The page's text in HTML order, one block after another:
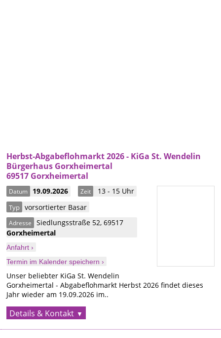
Herbst-Abgabeflohmarkt 2026 - KiGa St. Wendelin
Bürgerhaus Gorxheimertal
69517 Gorxheimertal
Datum 19.09.2026 Zeit 13 - 15 Uhr
Typ vorsortierter Basar
Adresse Siedlungsstraße 52,69517
Gorxheimertal
Anfahrt ›
Termin im Kalender speichern ›
Unser beliebter KiGa St. Wendelin
Gorxheimertal - Abgabeflohmarkt Herbst 2026 findet dieses
Jahr wieder am 19.09.2026 im..
Details & Kontakt